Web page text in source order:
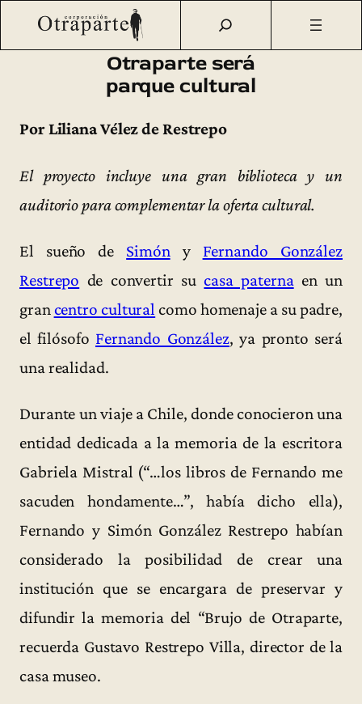
Saltar
Otraparte.org/ Corporación Archivo de prensa
Otraparte
será parque cultural
Otraparte será
parque cultural
Por Liliana Vélez de Restrepo
El proyecto incluye una gran biblioteca y un
auditorio para complementar la oferta cultural.
El sueño de Simón y Fernando González
Restrepo de convertir sucasa paterna en un
gran centro cultural como homenaje a su padre,
el filósofo Fernando González, ya pronto será
una realidad.
Durante un viaje a Chile, donde conocieron una
entidad dedicada a la memoria de la escritora
Gabriela Mistral (“…los libros de Fernando me
sacuden hondamente…”, había dicho ella),
Fernando y Simón González Restrepo habían
considerado la posibilidad de crear una
institución que se encargara de preservar y
difundir la memoria del “Brujo de Otraparte,
recuerda Gustavo Restrepo Villa, director de la
casa museo.